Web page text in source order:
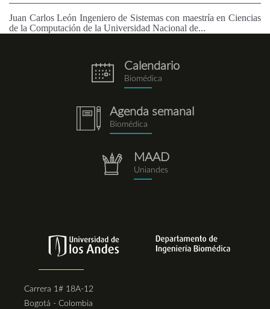
Juan Carlos León Ingeniero de Sistemas con maestría en Ciencias
de la Computación de la Universidad Nacional de...
eventos.png
Calendario
Biomédica
notebook.png
Agenda semanal
Biomédica
repositorio.png
MAAD
Uniandes
Carrera 1# 18A-12
Bogotá - Colombia